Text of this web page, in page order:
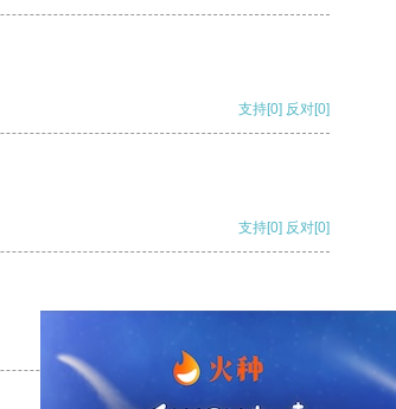
支持[0] 反对[0]
支持[0] 反对[0]